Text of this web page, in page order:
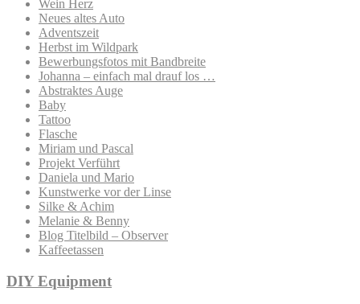
Wein Herz
Neues altes Auto
Adventszeit
Herbst im Wildpark
Bewerbungsfotos mit Bandbreite
Johanna – einfach mal drauf los …
Abstraktes Auge
Baby
Tattoo
Flasche
Miriam und Pascal
Projekt Verführt
Daniela und Mario
Kunstwerke vor der Linse
Silke & Achim
Melanie & Benny
Blog Titelbild – Observer
Kaffeetassen
DIY Equipment